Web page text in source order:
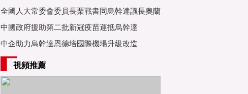
全國人大常委會委員長栗戰書同烏幹達議長奧蘭
亞舉行會
中國政府援助第二批新冠疫苗運抵烏幹達
中企助力烏幹達恩德培國際機場升級改造
視頻推薦